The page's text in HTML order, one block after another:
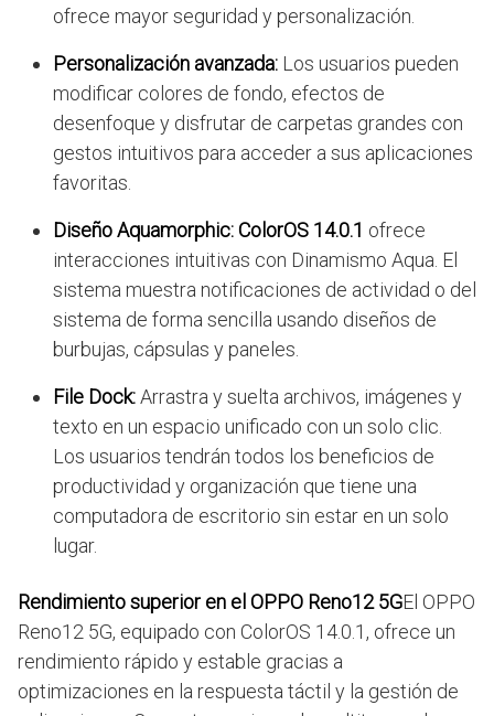
ofrece mayor seguridad y personalización.
Personalización avanzada: Los usuarios pueden
modificar colores de fondo, efectos de
desenfoque y disfrutar de carpetas grandes con
gestos intuitivos para acceder a sus aplicaciones
favoritas.
Diseño Aquamorphic:ColorOS 14.0.1 ofrece
interacciones intuitivas con Dinamismo Aqua. El
sistema muestra notificaciones de actividad o del
sistema de forma sencilla usando diseños de
burbujas, cápsulas y paneles.
File Dock:Arrastra y suelta archivos, imágenes y
texto en un espacio unificado con un solo clic.
Los usuarios tendrán todos los beneficios de
productividad y organización que tiene una
computadora de escritorio sin estar en un solo
lugar.
Rendimiento superior en el OPPO Reno12 5GEl OPPO
Reno12 5G, equipado con ColorOS 14.0.1, ofrece un
rendimiento rápido y estable gracias a
optimizaciones en la respuesta táctil y la gestión de